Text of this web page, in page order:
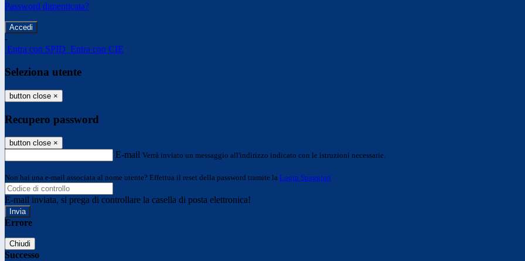
Password dimenticata?
-
Entra con SPID Entra con CIE
Seleziona utente
button close ×
Recupero password
button close ×
E-mail Verrà inviato un messaggio all'indirizzo indicato con le istruzioni necessarie.
Non hai una e-mail associata al nome utente? Effettua il reset della password tramite la Login Spaggiari
E-mail inviata, si prega di controllare la casella di posta elettronica!
Errore
Chiudi
Successo